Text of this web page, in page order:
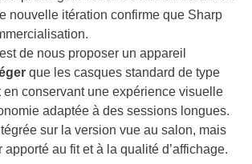
nouvelle itération confirme que Sharp
de nous proposer un appareil
que les casques standard de type
en conservant une expérience visuelle
adaptée à des sessions longues.
sur la version vue au salon, mais
au fit et à la qualité d’affichage.